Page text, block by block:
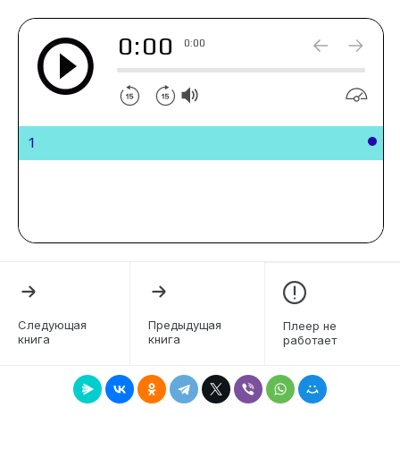
0:00 0:00
1
Следующая
книга
Предыдущая
книга
Плеер не
работает